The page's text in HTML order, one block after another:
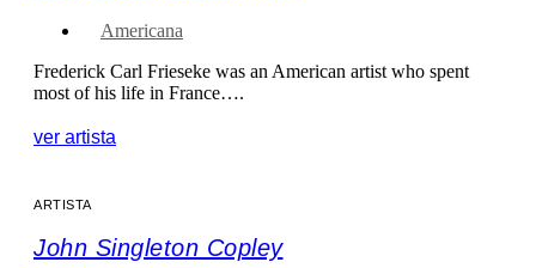
Americana
Frederick Carl Frieseke was an American artist who spent
most of his life in France….
ver artista
ARTISTA
John Singleton Copley